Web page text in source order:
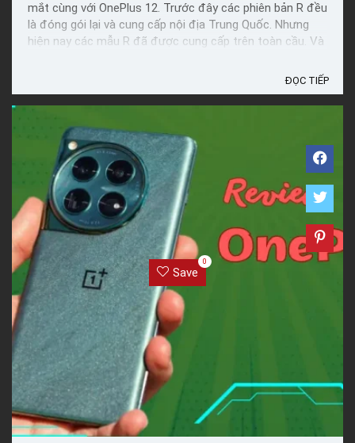
mắt cùng với OnePlus 12. Trước đây các phiên bản R đều
là đóng gói lại và cung cấp nội địa Trung Quốc. Nhưng
hiện nay các mẫu R đã được cung cấp trên toàn cầu. Và
ĐỌC TIẾP
Save
0